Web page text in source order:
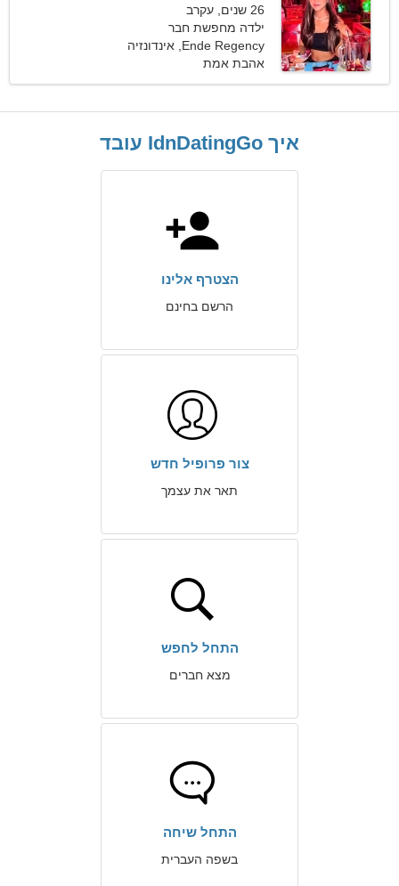
26 שנים, עקרב
ילדה מחפשת חבר
Ende Regency, אינדונזיה
אהבת אמת
איך IdnDatingGo עובד
הצטרף אלינו
הרשם בחינם
צור פרופיל חדש
תאר את עצמך
התחל לחפש
מצא חברים
התחל שיחה
בשפה העברית